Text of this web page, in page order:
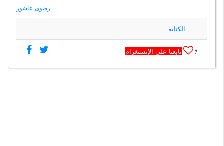
رضوى عاشور
الكتابة
7 تابعنا على الإنستغرام